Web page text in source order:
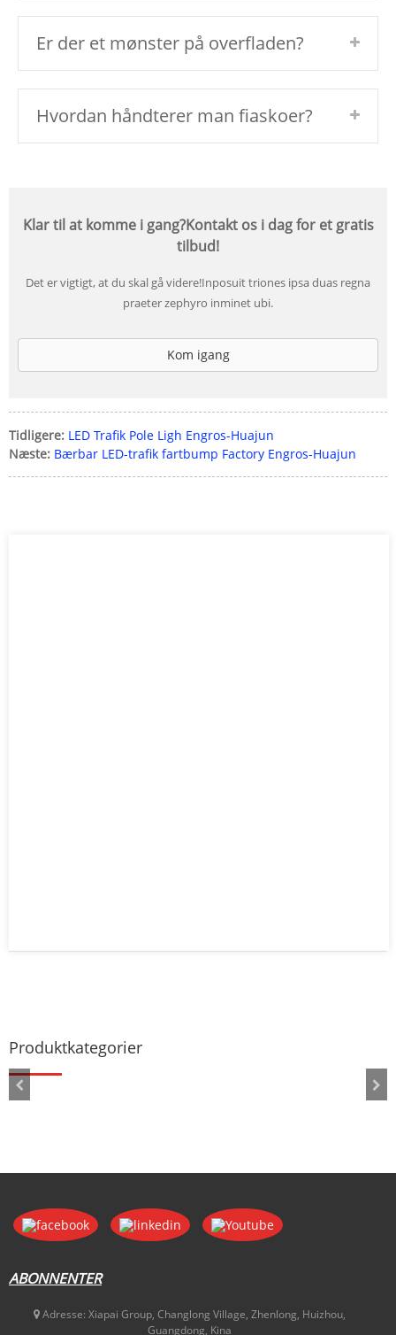
Er der et mønster på overfladen?
Hvordan håndterer man fiaskoer?
Klar til at komme i gang?Kontakt os i dag for et gratis
tilbud!
Det er vigtigt, at du skal gå videre!Inposuit triones ipsa duas regna
praeter zephyro inminet ubi.
Kom igang
Tidligere: LED Trafik Pole Ligh Engros-Huajun
Næste: Bærbar LED-trafik fartbump Factory Engros-Huajun
Produktkategorier
ABONNENTER
Adresse: Xiapai Group, Changlong Village, Zhenlong, Huizhou,
Guangdong, Kina